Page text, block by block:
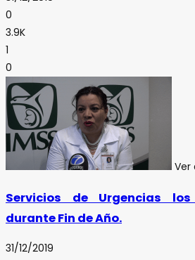
0
3.9K
1
0
Ver
Servicios de Urgencias
durante Fin de Año.
31/12/2019